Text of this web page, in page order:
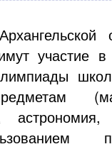
участие
астрономия,